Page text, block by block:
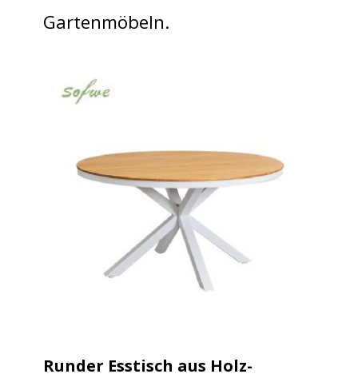
Gartenmöbeln.
Runder Esstisch aus Holz-